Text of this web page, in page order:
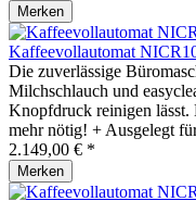
Merken
Kaffeevollautomat
Die zuverlässige
Milchschlauch und
Knopfdruck reinigen lässt.
mehr nötig! + Ausgelegt
2.149,00 € *
Merken